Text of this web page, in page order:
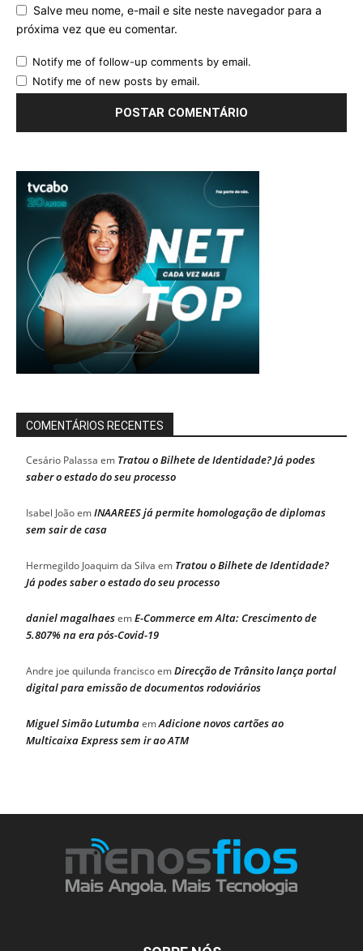
Salve meu nome, e-mail e site neste navegador para a
próxima vez que eu comentar.
Notify me of follow-up comments by email.
Notify me of new posts by email.
COMENTÁRIOS RECENTES
Cesário Palassa em Tratou o Bilhete de Identidade? Já podes
saber o estado do seu processo
Isabel JoãoemINAAREES já permite homologação de diplomas
sem sair de casa
Hermegildo Joaquim da Silva em Tratou o Bilhete de Identidade?
Já podes saber o estado do seu processo
daniel magalhaesemE-Commerce em Alta: Crescimento de
5.807% na era pós-Covid-19
Andre joe quilunda franciscoemDirecção de Trânsito lança portal
digital para emissão de documentos rodoviários
Miguel Simão LutumbaemAdicione novos cartões ao
Multicaixa Express sem ir ao ATM